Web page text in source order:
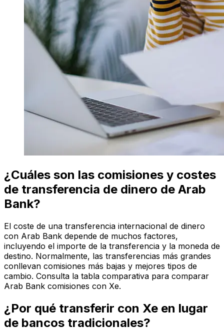
¿Cuáles son las comisiones y costes
de transferencia de dinero de Arab
Bank?
El coste de una transferencia internacional de dinero
con Arab Bank depende de muchos factores,
incluyendo el importe de la transferencia y la moneda de
destino. Normalmente, las transferencias más grandes
conllevan comisiones más bajas y mejores tipos de
cambio. Consulta la tabla comparativa para comparar
Arab Bank comisiones con Xe.
¿Por qué transferir con Xe en lugar
de bancos tradicionales?